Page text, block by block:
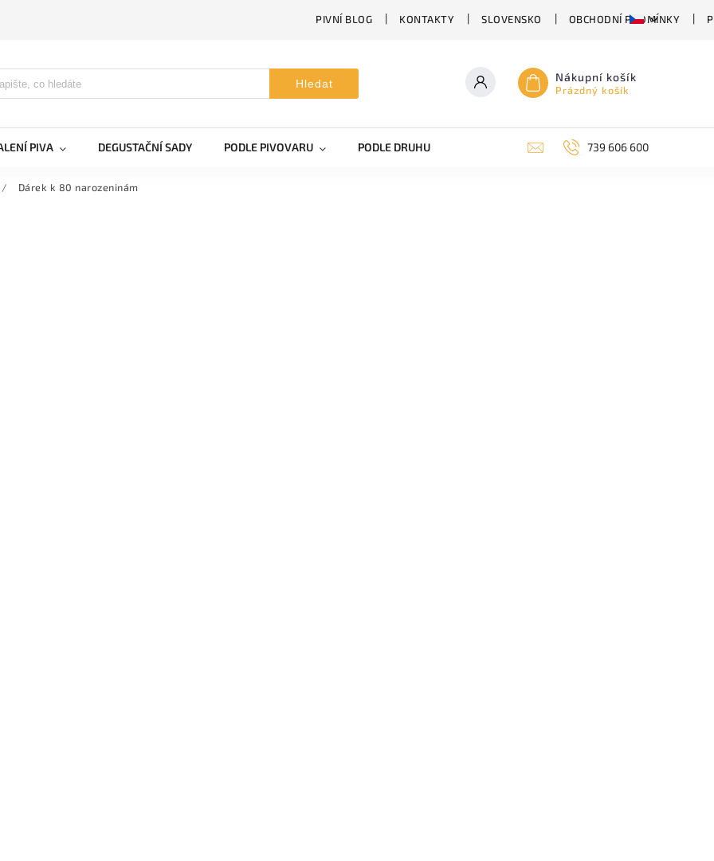
PIVNÍ BLOG KONTAKTY SLOVENSKO OBCHODNÍ PODMÍNKY
Hledat Nákupní košík
Prázdný košík
PIVA DEGUSTAČNÍ SADY PODLE PIVOVARU PODLE DRUHU PIVA SUDOVÉ PIVO PIVO V PLECHU
739 606 600
/ Dárek k 80 narozeninám